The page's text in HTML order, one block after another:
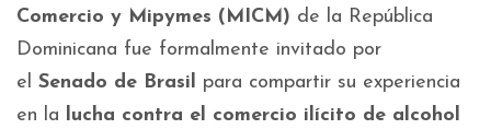
Comercio y Mipymes (MICM) de la República
Dominicana fue formalmente invitado por
el Senado de Brasil para compartir su experiencia
en la lucha contra el comercio ilícito de alcohol